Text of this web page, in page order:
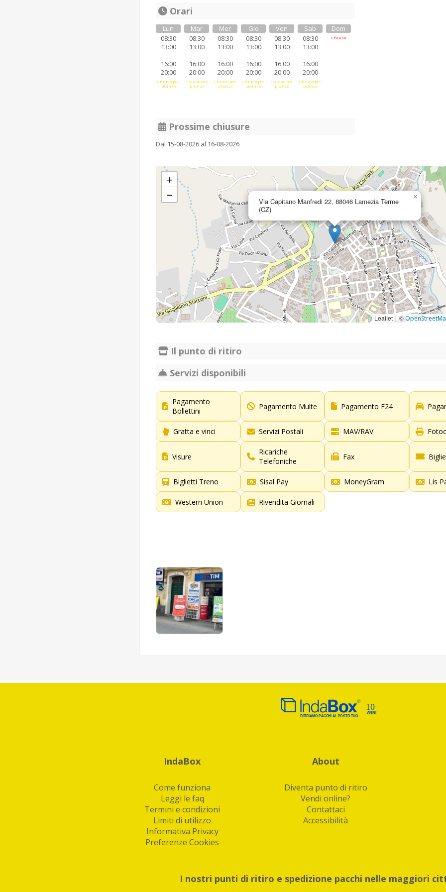
Orari
Lun
08:30
13:00
-
16:00
20:00
Chiuso per
pranzo
Mar
08:30
13:00
-
16:00
20:00
Chiuso per
pranzo
Mer
08:30
13:00
-
16:00
20:00
Chiuso per
pranzo
Gio
08:30
13:00
-
16:00
20:00
Chiuso per
pranzo
Ven
08:30
13:00
-
16:00
20:00
Chiuso per
pranzo
Sab
08:30
13:00
-
16:00
20:00
Chiuso per
pranzo
Dom
Chiuso
Prossime chiusure
Dal 15-08-2026 al 16-08-2026
Via Capitano Manfredi 22, 88046 Lamezia Terme
(CZ)
×
+
−
Leaflet | ©
Il punto di ritiro
Servizi disponibili
Pagamento
Bollettini
Pagamento Multe Pagamento F24
Gratta e vinci Servizi Postali MAV/RAV
Visure
Ricariche
Telefoniche
Fax
Biglietti Treno Sisal Pay MoneyGram Lis
Western Union Rivendita Giornali
IndaBox
Come funziona
Leggi le faq
Termini e condizioni
Limiti di utilizzo
Informativa Privacy
Preferenze Cookies
About
Diventa punto di ritiro
Vendi online?
Contattaci
Accessibilità
I nostri punti di ritiro e spedizione pacchi nelle maggiori